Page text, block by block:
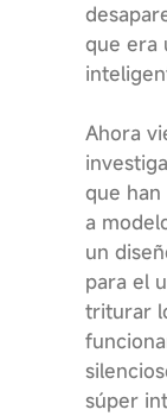
que era
Ahora
que
a
un
para el
triturar
súper